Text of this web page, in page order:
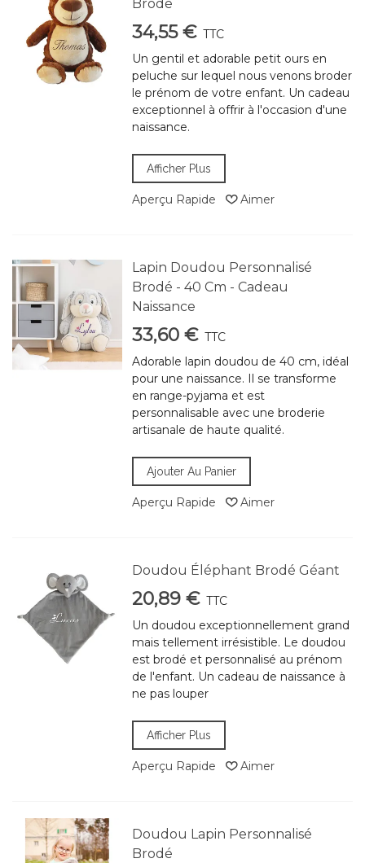
Brodé
34,55 € TTC
Un gentil et adorable petit ours en
peluche sur lequel nous venons broder
le prénom de votre enfant. Un cadeau
exceptionnel à offrir à l'occasion d'une
naissance.
Afficher Plus
Aperçu Rapide Aimer
Lapin Doudou Personnalisé
Brodé - 40 Cm - Cadeau
Naissance
33,60 € TTC
Adorable lapin doudou de 40 cm, idéal
pour une naissance. Il se transforme
en range-pyjama et est
personnalisable avec une broderie
artisanale de haute qualité.
Ajouter Au Panier
Aperçu Rapide Aimer
Doudou Éléphant Brodé Géant
20,89 € TTC
Un doudou exceptionnellement grand
mais tellement irrésistible. Le doudou
est brodé et personnalisé au prénom
de l'enfant. Un cadeau de naissance à
ne pas louper
Afficher Plus
Aperçu Rapide Aimer
Doudou Lapin Personnalisé
Brodé